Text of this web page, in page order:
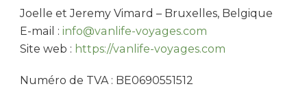
Joelle et Jeremy Vimard – Bruxelles, Belgique
E-mail : info@vanlife-voyages.com
Site web : https://vanlife-voyages.com
Numéro de TVA : BE0690551512